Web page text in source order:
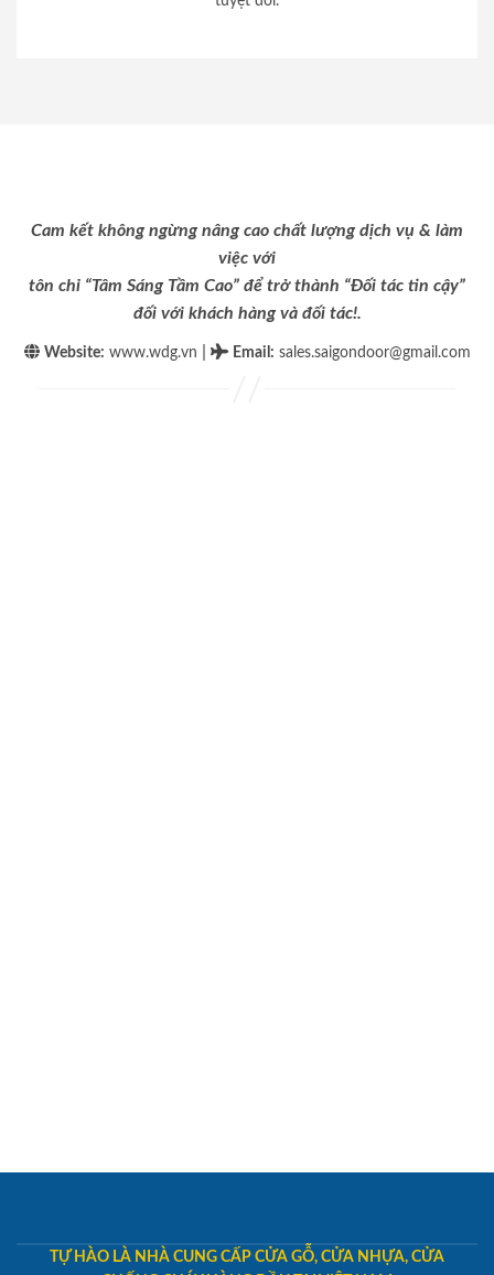
Cam kết không ngừng nâng cao chất lượng dịch vụ & làm
việc với
tôn chỉ “Tâm Sáng Tầm Cao” để trở thành “Đối tác tin cậy”
đối với khách hàng và đối tác!.
Website: www.wdg.vn Email : sales.saigondoor@gmail.com
TỰ HÀO LÀ NHÀ CUNG CẤP CỬA GỖ, CỬA NHỰA, CỬA